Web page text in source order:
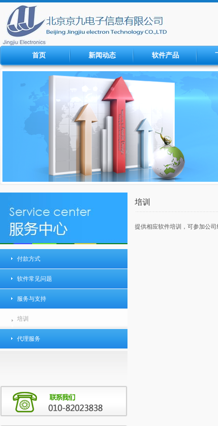
首页 新闻动态 软件产品
付款方式
软件常见问题
服务与支持
培训
代理服务
培训
提供相应软件培训，可参加公